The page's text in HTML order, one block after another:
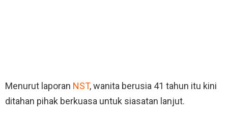
Menurut laporan NST, wanita berusia 41 tahun itu kini
ditahan pihak berkuasa untuk siasatan lanjut.